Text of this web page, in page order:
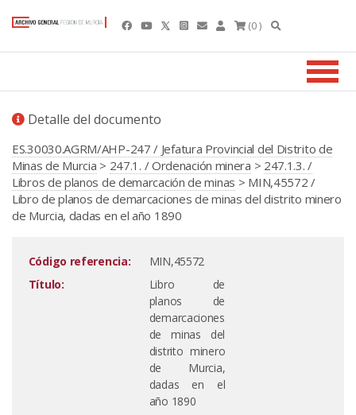
(0 )
Detalle del documento
ES.30030.AGRM/AHP-247 / Jefatura Provincial del Distrito de
Minas de Murcia > 247.1. / Ordenación minera > 247.1.3. /
Libros de planos de demarcación de minas > MIN,45572 /
Libro de planos de demarcaciones de minas del distrito minero
de Murcia, dadas en el año 1890
Código referencia:
MIN,45572
Título:
Libro de
planos de
demarcaciones
de minas del
distrito minero
de Murcia,
dadas en el
año 1890